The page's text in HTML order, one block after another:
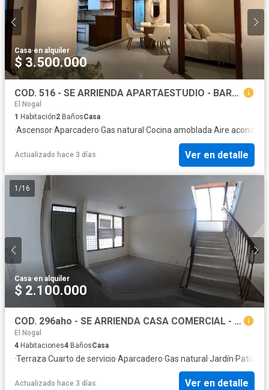
Casa·en alquiler
$ 3.500.000
COD. 516 - SE ARRIENDA APARTAESTUDIO - BARRIO: EL LAGUITO
El Nogal
1 Habitación2 BañosCasa
·Ascensor·Aparcadero·Gas natural ·Cocina amoblada·Aire
Actualizado hace 3 días Ver en detalle
1 /16
Casa·en alquiler
$ 2.100.000
COD. 296aho - SE ARRIENDA CASA COMERCIAL - BARRIO: SAN CARLOS
El Nogal
4 Habitaciones4 BañosCasa
·Terraza·Cuarto de servicio·Aparcadero·Gas natural ·Jardín·Patio
Actualizado hace 3 días Ver en detalle